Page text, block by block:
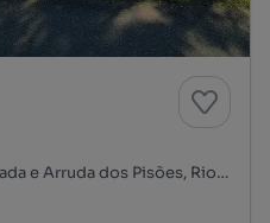
2040-041, Outeiro da Cortiçada e Arruda dos Pisões, Rio Maior, Santarém